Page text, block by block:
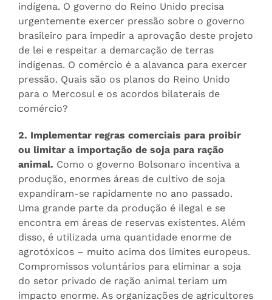
indígena. O governo do Reino Unido precisa
urgentemente exercer pressão sobre o governo
brasileiro para impedir a aprovação deste projeto
de lei e respeitar a demarcação de terras
indígenas. O comércio é a alavanca para exercer
pressão. Quais são os planos do Reino Unido
para o Mercosul e os acordos bilaterais de
comércio?
2. Implementar regras comerciais para proibir
ou limitar a importação de soja para ração
animal. Como o governo Bolsonaro incentiva a
produção, enormes áreas de cultivo de soja
expandiram-se rapidamente no ano passado.
Uma grande parte da produção é ilegal e se
encontra em áreas de reservas existentes. Além
disso, é utilizada uma quantidade enorme de
agrotóxicos – muito acima dos limites europeus.
Compromissos voluntários para eliminar a soja
do setor privado de ração animal teriam um
impacto enorme. As organizações de agricultores